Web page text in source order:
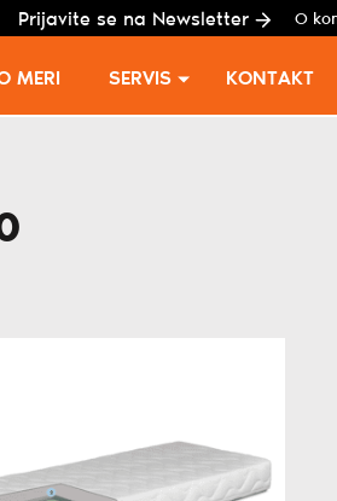
Prijavite se na Newsletter O
MERI SERVIS KONTAKT